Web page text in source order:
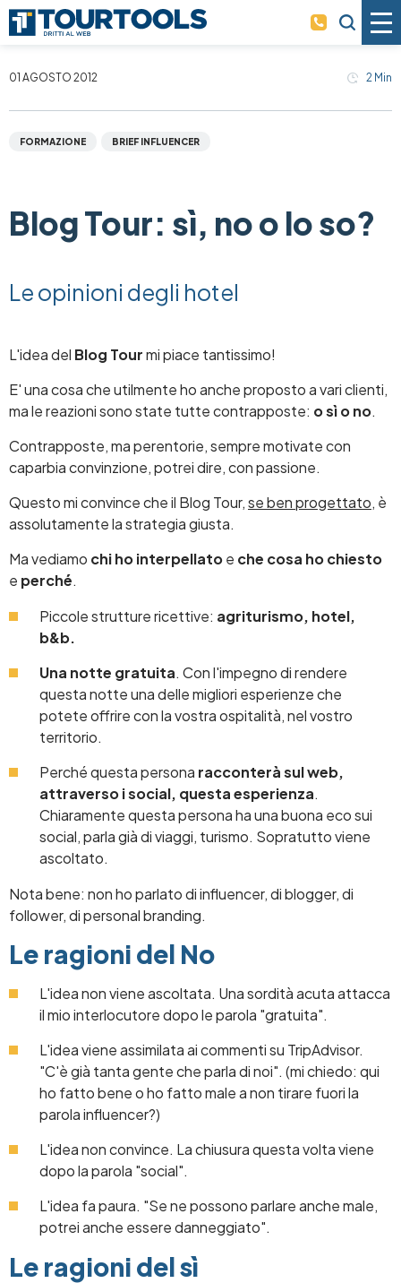
01 AGOSTO 2012 2 Min
FORMAZIONE BRIEF INFLUENCER
Blog Tour: sì, no o lo so?
Le opinioni degli hotel
L'idea del Blog Tourmi piace tantissimo!
E' una cosa che utilmente ho anche proposto a vari clienti,
ma le reazioni sono state tutte contrapposte: o sì o no.
Contrapposte, ma perentorie, sempre motivate con
caparbia convinzione, potrei dire, con passione.
Questo mi convince che il Blog Tour,se ben progettato, è
assolutamente la strategia giusta.
Ma vediamo chi ho interpellatoe che cosa ho chiesto
e perché.
Piccole strutture ricettive: agriturismo, hotel,
b&b.
Una notte gratuita. Con l'impegno di rendere
questa notte una delle migliori esperienze che
potete offrire con la vostra ospitalità, nel vostro
territorio.
Perché questa persona racconterà sul web,
attraverso i social, questa esperienza.
Chiaramente questa persona ha una buona eco sui
social, parla già di viaggi, turismo. Sopratutto viene
ascoltato.
Nota bene: non ho parlato di influencer, di blogger, di
follower, di personal branding.
Le ragioni del No
L'idea non viene ascoltata. Una sordità acuta attacca
il mio interlocutore dopo le parola "gratuita".
L'idea viene assimilata ai commenti su TripAdvisor.
"C'è già tanta gente che parla di noi". (mi chiedo: qui
ho fatto bene o ho fatto male a non tirare fuori la
parola influencer?)
L'idea non convince. La chiusura questa volta viene
dopo la parola "social".
L'idea fa paura. "Se ne possono parlare anche male,
potrei anche essere danneggiato".
Le ragioni del sì